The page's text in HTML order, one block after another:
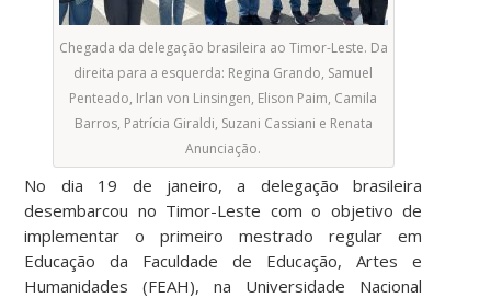
Chegada da delegação brasileira ao Timor-Leste. Da
direita para a esquerda: Regina Grando, Samuel
Penteado, Irlan von Linsingen, Elison Paim, Camila
Barros, Patrícia Giraldi, Suzani Cassiani e Renata
Anunciação.
No dia 19 de janeiro, a delegação brasileira
desembarcou no Timor-Leste com o objetivo de
implementar o primeiro mestrado regular em
Educação da Faculdade de Educação, Artes e
Humanidades (FEAH), na Universidade Nacional